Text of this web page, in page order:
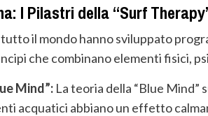
I Pilastri della “Surf
il mondo hanno sviluppato
che combinano elementi fisici,
Mind”:La teoria della “Blue Mind”
acquatici abbiano un effetto